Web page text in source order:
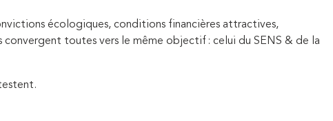
écologiques, conditions financières attractives,
toutes vers le même objectif : celui du SENS & de la